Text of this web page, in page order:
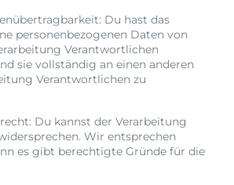
Du hast das
personenbezogenen Daten von
Verantwortlichen
sie vollständig an einen anderen
Verantwortlichen zu
Du kannst der Verarbeitung
Wir entsprechen
es gibt berechtigte Gründe für die